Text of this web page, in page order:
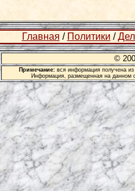
Главная / Политики /
©
Примечание: вся информация получена из
Информация, размещенная на данном